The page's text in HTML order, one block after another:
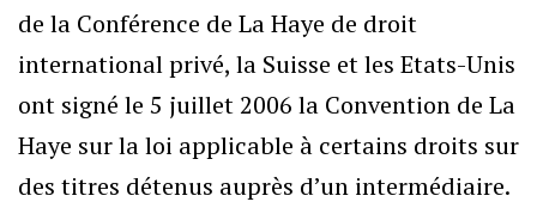
de la Conférence de La Haye de droit
international privé, la Suisse et les Etats-Unis
ont signé le 5 juillet 2006 la Convention de La
Haye sur la loi applicable à certains droits sur
des titres détenus auprès d’un intermédiaire.